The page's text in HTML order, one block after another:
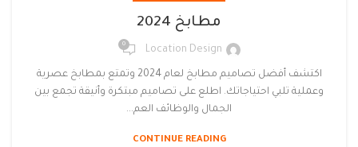
مطابخ 2024
Location Design
0
اكتشف أفضل تصاميم مطابخ لعام 2024 وتمتع بمطابخ عصرية
وعملية تلبي احتياجاتك. اطلع على تصاميم مبتكرة وأنيقة تجمع بين
الجمال والوظائف العم...
CONTINUE READING